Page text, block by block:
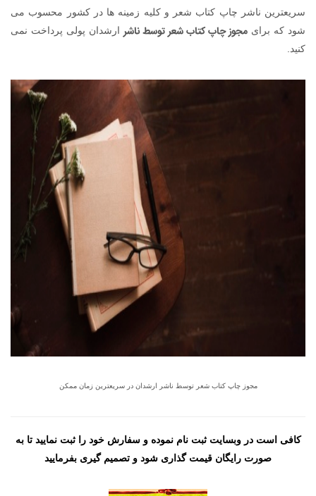
سریعترین ناشر چاپ کتاب شعر و کلیه زمینه ها در کشور محسوب می
شود که برای مجوز چاپ کتاب شعر توسط ناشر ارشدان پولی پرداخت نمی
کنید.
مجوز چاپ کتاب شعر توسط ناشر ارشدان در سریعترین زمان ممکن
کافی است در وبسایت ثبت نام نموده و سفارش خود را ثبت نمایید تا به
صورت رایگان قیمت گذاری شود و تصمیم گیری بفرمایید